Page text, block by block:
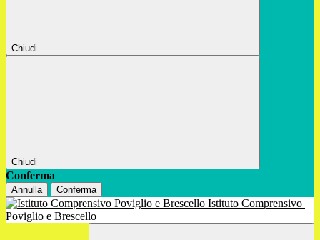
Chiudi
Chiudi
Conferma
Annulla Conferma
Istituto Comprensivo
Poviglio e Brescello